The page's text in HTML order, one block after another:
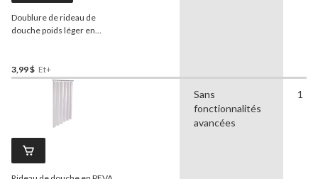
Doublure de rideau de
douche poids léger en
3,99 $ Et+
Sans
fonctionnalités
avancées
1